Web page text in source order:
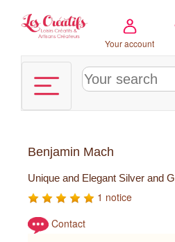
Your account
Benjamin Mach
Unique and Elegant Silver and
1 notice
Contact